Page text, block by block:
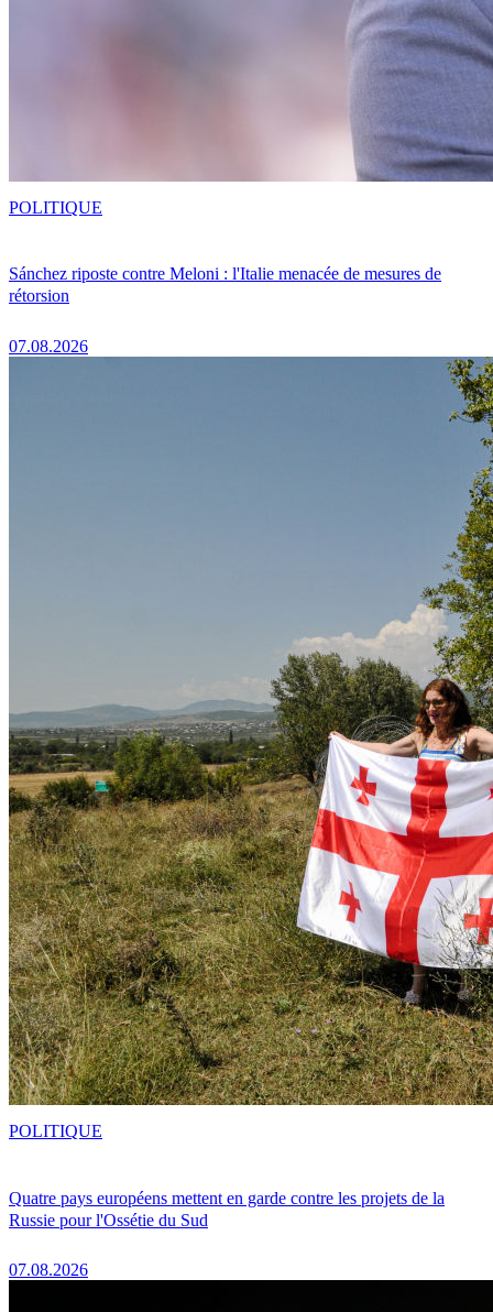
Sánchez riposte contre Meloni : l'Italie menacée de mesures de
rétorsion
07.08.2026
POLITIQUE
Quatre pays européens mettent en garde contre les projets de la
Russie pour l'Ossétie du Sud
07.08.2026
POLITIQUE